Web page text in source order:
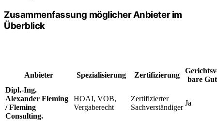
Zusammenfassung möglicher Anbieter im
Überblick
Anbieter Spezialisierung Zertifizierung
bare
Dipl.-Ing.
Alexander Fleming
/ Fleming
Consulting.
HOAI, VOB,
Vergaberecht
Zertifizierter
Sachverständiger
Ja